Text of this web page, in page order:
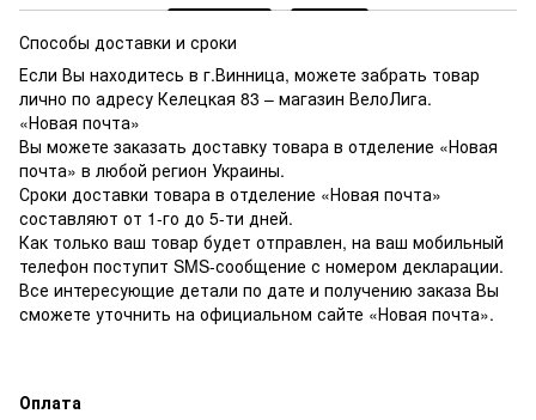
Способы доставки и сроки
Если Вы находитесь в г.Винница, можете забрать товар
лично по адресу Келецкая 83 – магазин ВелоЛига.
«Новая почта»
Вы можете заказать доставку товара в отделение «Новая
почта» в любой регион Украины.
Сроки доставки товара в отделение «Новая почта»
составляют от 1-го до 5-ти дней.
Как только ваш товар будет отправлен, на ваш мобильный
телефон поступит SMS-сообщение с номером декларации.
Все интересующие детали по дате и получению заказа Вы
сможете уточнить на официальном сайте «Новая почта».
Оплата